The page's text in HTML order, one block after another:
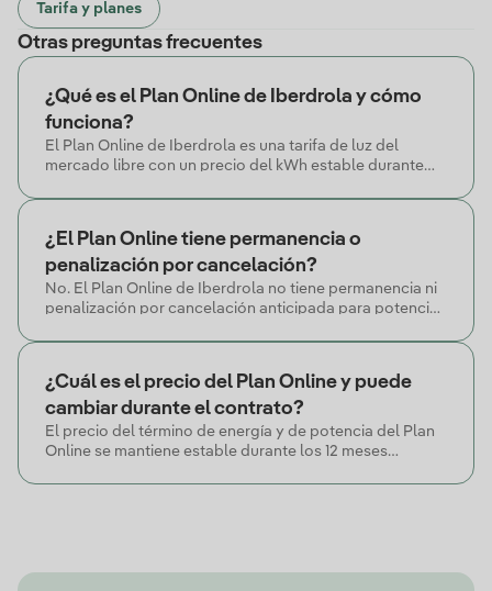
Tarifa y planes
Otras preguntas frecuentes
¿Qué es el Plan Online de Iberdrola y cómo
funciona?
El Plan Online de Iberdrola es una tarifa de luz del
mercado libre con un precio del kWh estable durante
¿El Plan Online tiene permanencia o
penalización por cancelación?
No. El Plan Online de Iberdrola no tiene permanencia ni
penalización por cancelación anticipada para potencias
¿Cuál es el precio del Plan Online y puede
cambiar durante el contrato?
El precio del término de energía y de potencia del Plan
Online se mantiene estable durante los 12 meses